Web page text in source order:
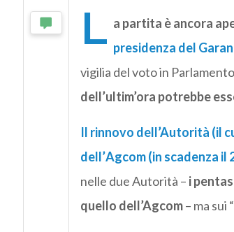
L a partita è ancora
presidenza del
vigilia del voto in
dell’ultim’ora potrebbe
Il rinnovo dell’Autorità (il
dell’Agcom(in scadenza il
nelle due Autorità – i
quello dell’Agcom– ma sui